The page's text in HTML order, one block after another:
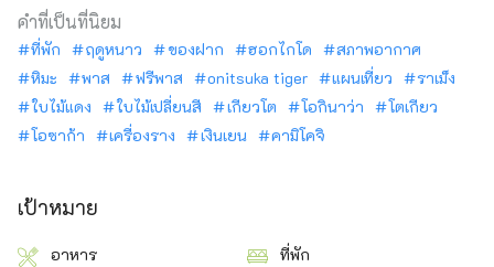
คำที่เป็นที่นิยม
ที่พัก ฤดูหนาว ของฝาก ฮอกไกโด
สภาพอากาศ
หิมะ
พาส ฟรีพาส onitsuka tiger แผนเที่ยว
ราเม็ง
ใบไม้แดง
ใบไม้เปลี่ยนสี เกียวโต โอกินาว่า
โตเกียว
โอซาก้า
เครื่องราง เงินเยน คามิโคจิ
เป้าหมาย
อาหาร ที่พัก